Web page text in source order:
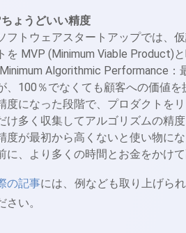
ちょうどいい精度
フトウェアスタートアップでは、
トを MVP (Minimum Viable Product)
Algorithmic Performance
、100％でなくても顧客への価値
度になった段階で、プロダクトを
け多く収集してアルゴリズムの精
度が最初から高くないと使い物に
に、より多くの時間とお金をかけ
の記事には、例なども取り上げら
さい。